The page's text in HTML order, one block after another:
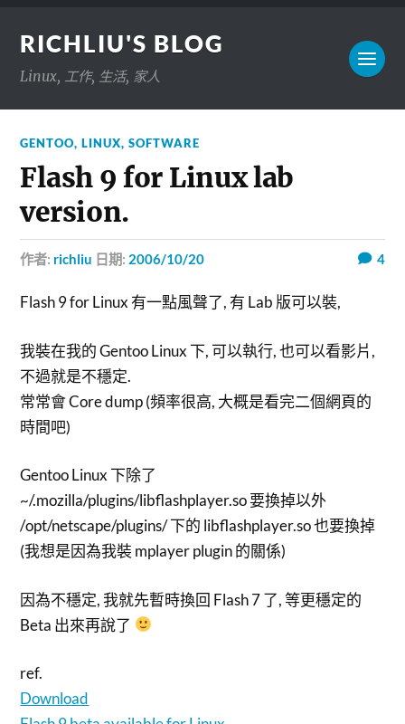
RICHLIU'S BLOG
Linux, 工作, 生活, 家人
GENTOO,LINUX,SOFTWARE
Flash 9 for Linux lab
version.
作者: richliu 日期: 2006/10/20 4
Flash 9 for Linux 有一點風聲了, 有 Lab 版可以裝,
我裝在我的 Gentoo Linux 下, 可以執行, 也可以看影片,
不過就是不穩定.
常常會 Core dump (頻率很高, 大概是看完二個網頁的
時間吧)
Gentoo Linux 下除了
~/.mozilla/plugins/libflashplayer.so 要換掉以外
/opt/netscape/plugins/ 下的 libflashplayer.so 也要換掉
(我想是因為我裝 mplayer plugin 的關係)
因為不穩定, 我就先暫時換回 Flash 7 了, 等更穩定的
Beta 出來再說了
ref.
Download